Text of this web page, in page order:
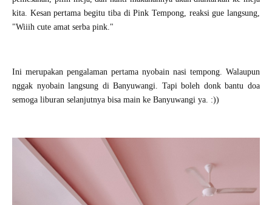
kita. Kesan pertama begitu tiba di Pink Tempong, reaksi gue langsung,
"Wiiih cute amat serba pink."
Ini merupakan pengalaman pertama nyobain nasi tempong. Walaupun
nggak nyobain langsung di Banyuwangi. Tapi boleh donk bantu doa
semoga liburan selanjutnya bisa main ke Banyuwangi ya. :))